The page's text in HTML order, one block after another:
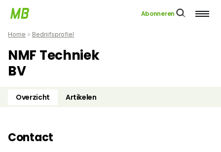
Abonneren
Home » Bedrijfsprofiel
NMF Techniek
BV
Overzicht Artikelen
Contact